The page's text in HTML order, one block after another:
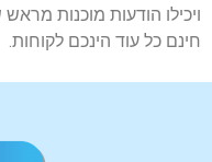
ויכילו הודעות מוכנות
חינם כל עוד הינכם לקוחות.